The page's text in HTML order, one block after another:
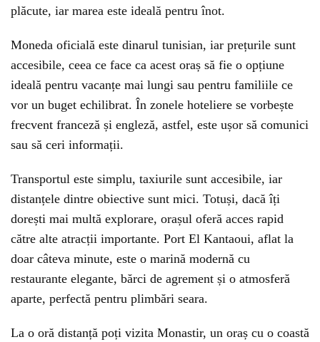
plăcute, iar marea este ideală pentru înot.
Moneda oficială este dinarul tunisian, iar prețurile sunt
accesibile, ceea ce face ca acest oraș să fie o opțiune
ideală pentru vacanțe mai lungi sau pentru familiile ce
vor un buget echilibrat. În zonele hoteliere se vorbește
frecvent franceză și engleză, astfel, este ușor să comunici
sau să ceri informații.
Transportul este simplu, taxiurile sunt accesibile, iar
distanțele dintre obiective sunt mici. Totuși, dacă îți
dorești mai multă explorare, orașul oferă acces rapid
către alte atracții importante. Port El Kantaoui, aflat la
doar câteva minute, este o marină modernă cu
restaurante elegante, bărci de agrement și o atmosferă
aparte, perfectă pentru plimbări seara.
La o oră distanță poți vizita Monastir, un oraș cu o coastă